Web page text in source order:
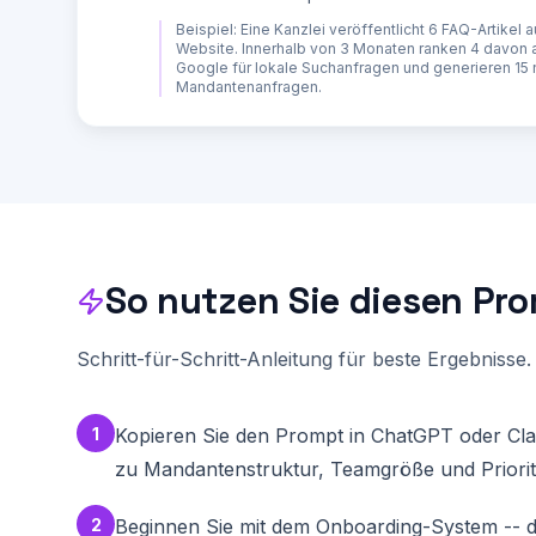
- Post 1: Steuertipp der Woche (konkreter Spar-
- Post 2: Gesetzesaenderung erklaert (aktuelles
- Post 3: Digitalisierungs-Einblick ("So arbeiten
- Post 4: Karriere-Post (Warum es sich lohnt,
- Post 5: Mandantenstimme / Erfolgsgeschichte
Beispiel: Eine Kanzlei veröffentlicht 6 FAQ-Artikel
Website. Innerhalb von 3 Monaten ranken 4 davon
Google für lokale Suchanfragen und generieren 15
Mandantenanfragen.
So nutzen Sie diesen
Schritt-für-Schritt-Anleitung für beste Ergebnisse.
1
Kopieren Sie den Prompt in ChatGPT oder
zu Mandantenstruktur, Teamgröße und
2 Beginnen Sie mit dem Onboarding-System